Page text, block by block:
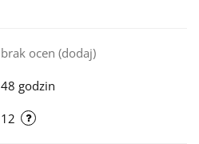
brak ocen (dodaj)
48 godzin
12